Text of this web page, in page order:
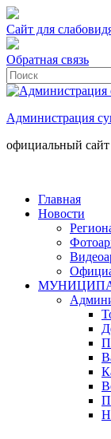
Сайт для
Обратная связь
Администрация
официальный сайт
Главная
Новости